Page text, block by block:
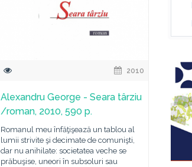
2010
Alexandru George - Seara târziu
/roman, 2010, 590 p.
Romanul meu înfăţişează un tablou al
lumii strivite şi decimate de comunişti,
dar nu anihilate: societatea veche se
prăbuşise, uneori în subsoluri sau